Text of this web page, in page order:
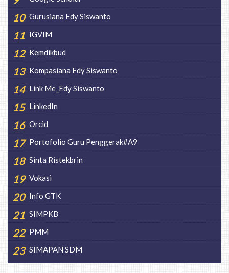
Gurusiana Edy Siswanto
IGVIM
Kemdikbud
Kompasiana Edy Siswanto
Link Me_Edy Siswanto
LinkedIn
Orcid
Portofolio Guru Penggerak#A9
Sinta Ristekbrin
Vokasi
Info GTK
SIMPKB
PMM
SIMAPAN SDM